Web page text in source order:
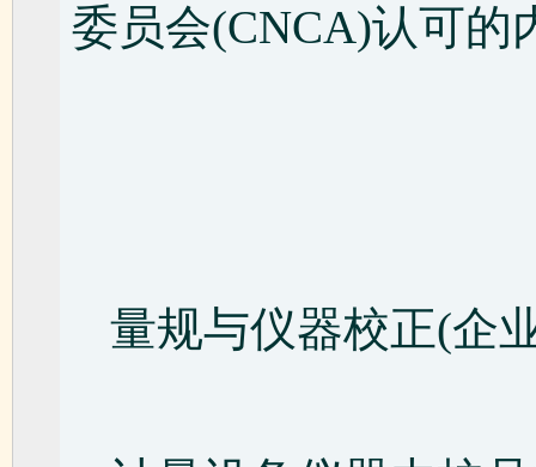
委员会(CNCA)认可
量规与仪器校正(企